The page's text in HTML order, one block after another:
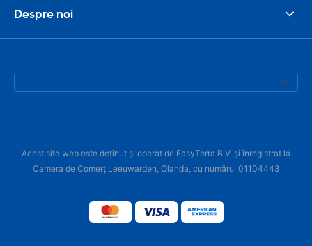
Despre noi
Acest site web este deținut și operat de EasyTerra B.V. și înregistrat la
Camera de Comerț Leeuwarden, Olanda, cu numărul 01104443